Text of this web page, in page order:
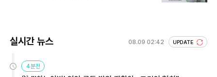
실시간 뉴스 08.09 02:42 UPDATE
4분전